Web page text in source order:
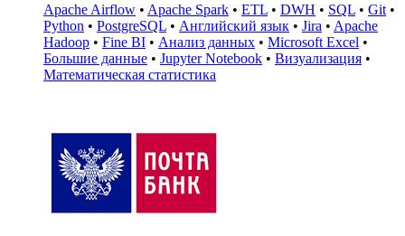
Apache Airflow • Apache Spark • ETL • DWH • SQL • Git •
Python • PostgreSQL • Английский язык • Jira • Apache
Hadoop • Fine BI • Анализ данных • Microsoft Excel •
Большие данные • Jupyter Notebook • Визуализация •
Математическая статистика